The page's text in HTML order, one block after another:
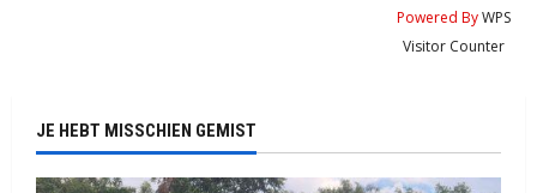
Powered ByWPS
Visitor Counter
JE HEBT MISSCHIEN GEMIST